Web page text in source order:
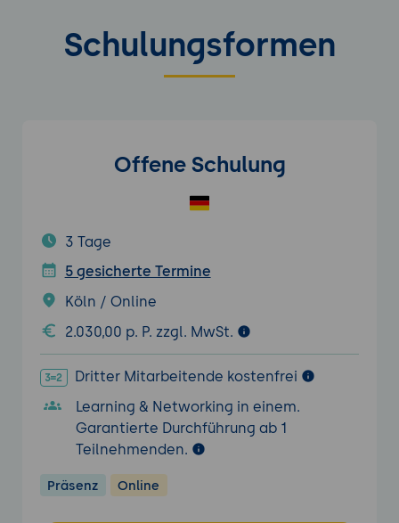
Schulungsformen
Offene Schulung
3 Tage
5 gesicherte Termine
Köln / Online
2.030,00 p. P. zzgl. MwSt.
Dritter Mitarbeitende kostenfrei
Learning & Networking in einem.
Garantierte Durchführung ab 1
Teilnehmenden.
Präsenz Online